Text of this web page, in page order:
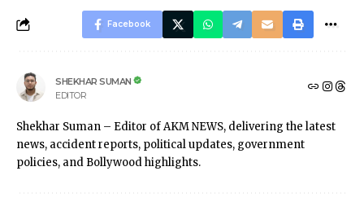
Facebook
SHEKHAR SUMAN
EDITOR
Shekhar Suman – Editor of AKM NEWS, delivering the latest
news, accident reports, political updates, government
policies, and Bollywood highlights.